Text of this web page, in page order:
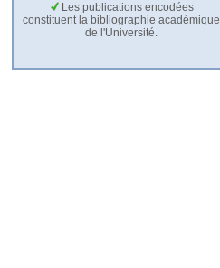
Les publications encodées
constituent la bibliographie académique
de l'Université.